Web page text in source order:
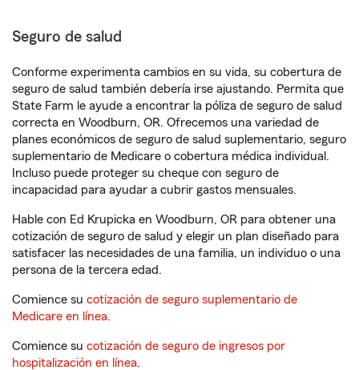
Seguro de salud
Conforme experimenta cambios en su vida, su cobertura de
seguro de salud también debería irse ajustando. Permita que
State Farm le ayude a encontrar la póliza de seguro de salud
correcta en Woodburn, OR. Ofrecemos una variedad de
planes económicos de seguro de salud suplementario, seguro
suplementario de Medicare o cobertura médica individual.
Incluso puede proteger su cheque con seguro de
incapacidad para ayudar a cubrir gastos mensuales.
Hable con Ed Krupicka en Woodburn, OR para obtener una
cotización de seguro de salud y elegir un plan diseñado para
satisfacer las necesidades de una familia, un individuo o una
persona de la tercera edad.
Comience su cotización de seguro suplementario de
Medicare en línea.
Comience su cotización de seguro de ingresos por
hospitalización en línea.